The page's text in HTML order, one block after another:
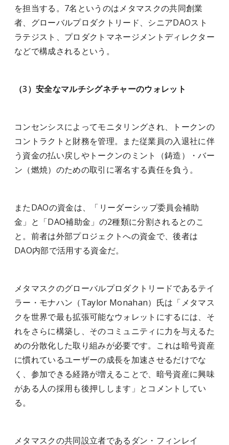
を担当する。7名というのはメタマスクの共同創業
者、グローバルプロダクトリード、シニアDAOスト
ラテジスト、プロダクトマネージメントディレクター
などで構成されるという。
（3）安全なマルチシグネチャーのウォレット
コンセンシスによってモニタリングされ、トークンの
コントラクトと財務を管理。また従業員の入退社に伴
う資金の払い戻しやトークンのミント（鋳造）・バー
ン（燃焼）のための取引に署名する責任を負う。
またDAOの資金は、
「リーダーシップ委員会補助
金」と「DAO補助金」の2種類に分割されるとのこ
と。 前者は外部プロジェクトへの資金で、後者は
DAO内部で活用する資金だ。
メタマスクのグローバルプロダクトリードであるテイ
ラー・モナハン（Taylor Monahan）氏は「メタマス
クを世界で最も拡張可能なウォレットにするには、そ
れをさらに構築し、そのコミュニティに力を与えるた
めの分散化した取り組みが必要です。これは暗号資産
に慣れているユーザーの成長を加速させるだけでな
く、参加できる経路が増えることで、暗号資産に興味
がある人の採用も後押しします」とコメントしてい
る。
メタマスクの共同設立者であるダン・フィンレイ